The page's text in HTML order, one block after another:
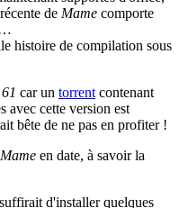
de Mame comporte
histoire de compilation sous
car un torrent contenant
avec cette version est
bête de ne pas en profiter !
Mame en date, à savoir la
d'installer quelques